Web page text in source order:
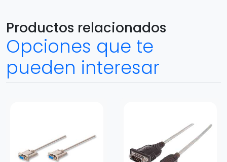
Productos relacionados
Opciones que te
pueden interesar